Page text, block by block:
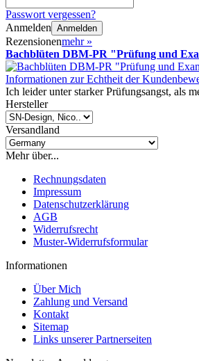
Passwort vergessen?
Anmelden Anmelden
Rezensionenmehr »
Bachblüten DBM-PR "Prüfung und
Informationen zur Echtheit der
Ich leider unter starker Prüfungsangst, als
Hersteller
Versandland
Mehr über...
Rechnungsdaten
Impressum
Datenschutzerklärung
AGB
Widerrufsrecht
Muster-Widerrufsformular
Informationen
Über Mich
Zahlung und Versand
Kontakt
Sitemap
Links unserer Partnerseiten